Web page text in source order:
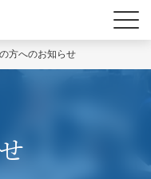
方へのお知らせ